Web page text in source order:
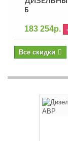
Б
183 254р.
Все скидки